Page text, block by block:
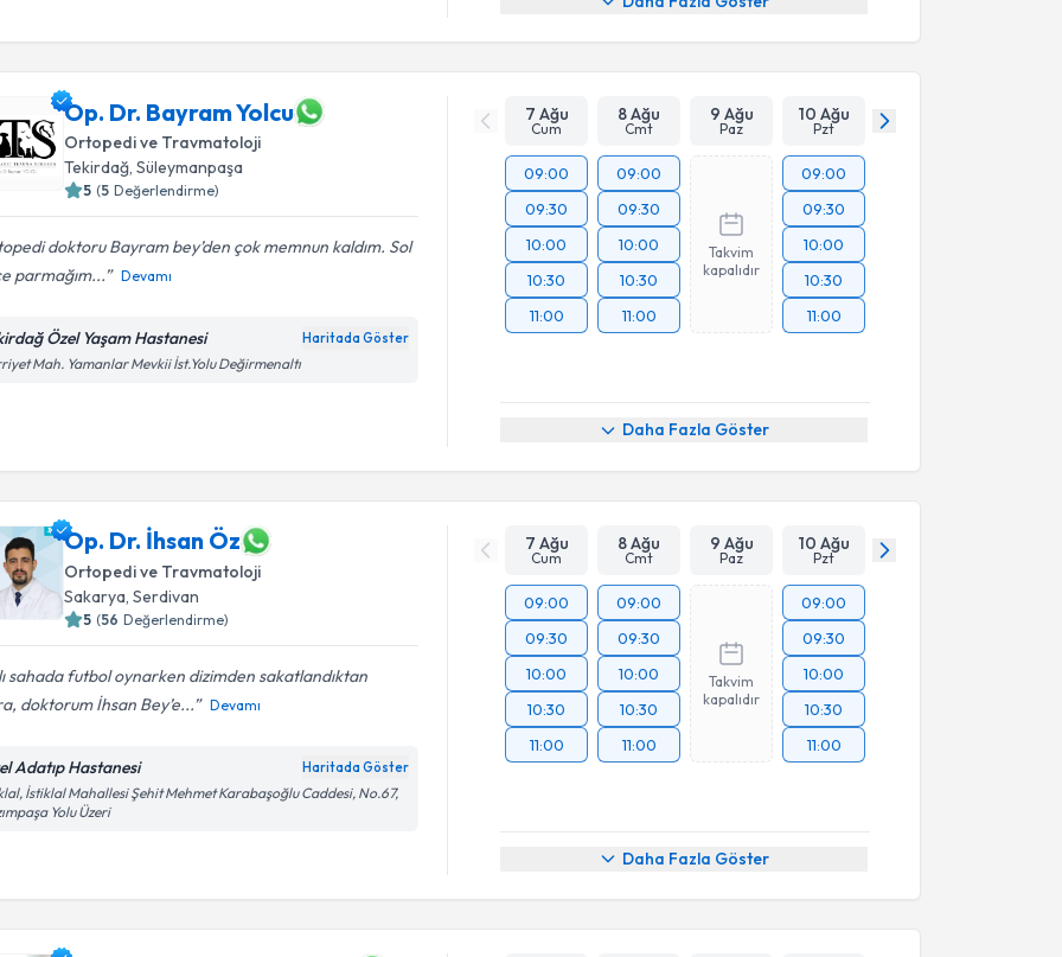
Op. Dr. Bayram Yolcu
Ortopedi ve Travmatoloji
Tekirdağ, Süleymanpaşa
5 (5 Değerlendirme)
doktoru Bayram bey’den çok memnun kaldım. Sol
parmağım...
Devamı
Özel Yaşam Hastanesi Haritada Göster
Mah. Yamanlar Mevkii İst.Yolu Değirmenaltı
7 Ağu
Cum
8 Ağu
Cmt
9 Ağu
Paz
10 Ağu
Pzt
09:00
09:30
10:00
10:30
11:00
09:00
09:30
10:00
10:30
11:00
Takvim
kapalıdır
09:00
09:30
10:00
10:30
11:00
Daha Fazla Göster
Op. Dr. İhsan Öz
Ortopedi ve Travmatoloji
Sakarya , Serdivan
5 (56 Değerlendirme)
sahada futbol oynarken dizimden sakatlandıktan
doktorum İhsan Bey’e...
Devamı
Adatıp Hastanesi Haritada Göster
İstiklal Mahallesi Şehit Mehmet Karabaşoğlu Caddesi, No.67,
Yolu Üzeri
7 Ağu
Cum
8 Ağu
Cmt
9 Ağu
Paz
10 Ağu
Pzt
09:00
09:30
10:00
10:30
11:00
09:00
09:30
10:00
10:30
11:00
Takvim
kapalıdır
09:00
09:30
10:00
10:30
11:00
Daha Fazla Göster